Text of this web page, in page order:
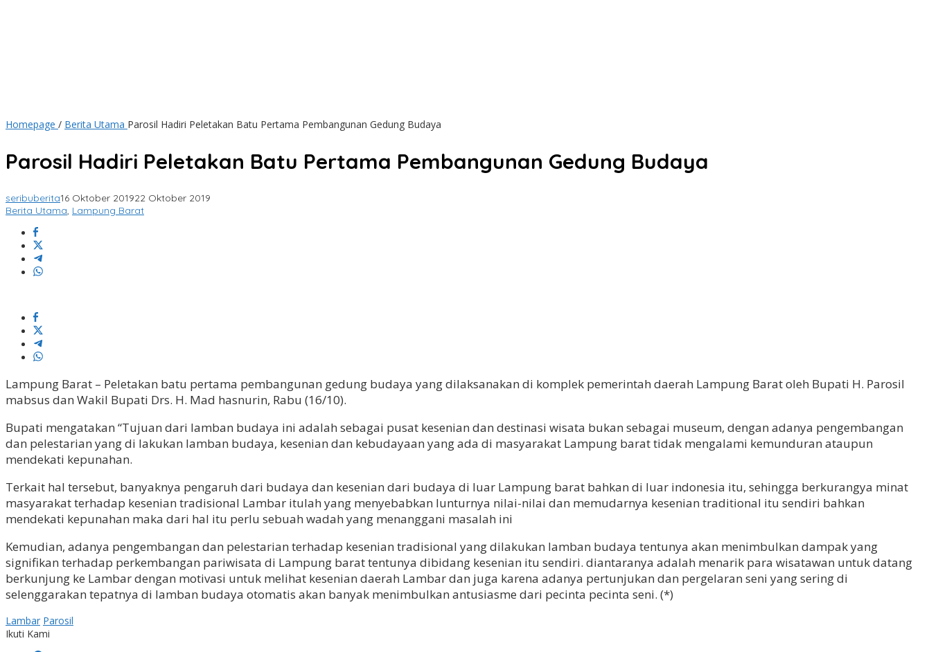
Homepage / Berita Utama Parosil Hadiri Peletakan Batu Pertama Pembangunan Gedung Budaya
Parosil Hadiri Peletakan Batu Pertama Pembangunan Gedung Budaya
seribuberita16 Oktober 201922 Oktober 2019
Berita Utama, Lampung Barat
Lampung Barat – Peletakan batu pertama pembangunan gedung budaya yang dilaksanakan di komplek pemerintah daerah Lampung Barat oleh Bupati H. Parosil
mabsus dan Wakil Bupati Drs. H. Mad hasnurin, Rabu (16/10).
Bupati mengatakan “Tujuan dari lamban budaya ini adalah sebagai pusat kesenian dan destinasi wisata bukan sebagai museum, dengan adanya pengembangan
dan pelestarian yang di lakukan lamban budaya, kesenian dan kebudayaan yang ada di masyarakat Lampung barat tidak mengalami kemunduran ataupun
mendekati kepunahan.
Terkait hal tersebut, banyaknya pengaruh dari budaya dan kesenian dari budaya di luar Lampung barat bahkan di luar indonesia itu, sehingga berkurangya minat
masyarakat terhadap kesenian tradisional Lambar itulah yang menyebabkan lunturnya nilai-nilai dan memudarnya kesenian traditional itu sendiri bahkan
mendekati kepunahan maka dari hal itu perlu sebuah wadah yang menanggani masalah ini
Kemudian, adanya pengembangan dan pelestarian terhadap kesenian tradisional yang dilakukan lamban budaya tentunya akan menimbulkan dampak yang
signifikan terhadap perkembangan pariwisata di Lampung barat tentunya dibidang kesenian itu sendiri. diantaranya adalah menarik para wisatawan untuk datang
berkunjung ke Lambar dengan motivasi untuk melihat kesenian daerah Lambar dan juga karena adanya pertunjukan dan pergelaran seni yang sering di
selenggarakan tepatnya di lamban budaya otomatis akan banyak menimbulkan antusiasme dari pecinta pecinta seni. (*)
Lambar Parosil
Ikuti Kami